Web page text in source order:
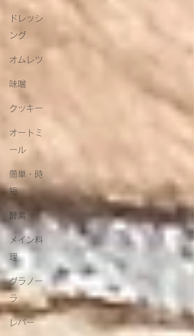
ドレッシ
ング
オムレツ
味噌
クッキー
オートミ
ール
簡単・時
短
酵素
メイン料
理
グラノー
ラ
レバー